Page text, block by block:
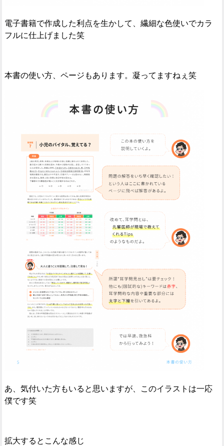
電子書籍で作成した利点を生かして、繊細な色使いでカラ
フルに仕上げました笑
本書の使い方、ページもあります。凝ってますねぇ笑
あ、気付いた方もいると思いますが、このイラストは一応
僕です笑
拡大するとこんな感じ